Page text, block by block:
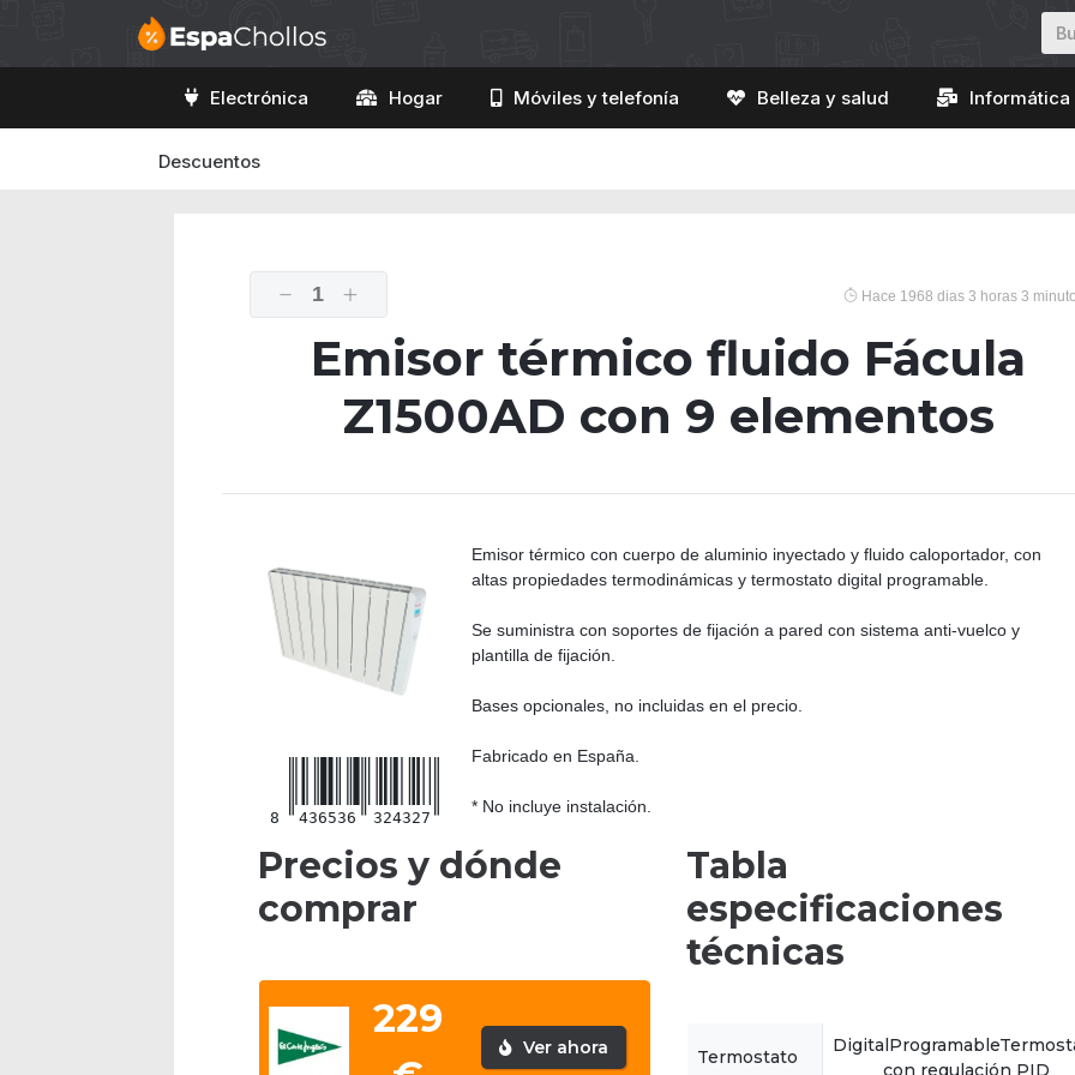
Electrónica Hogar Móviles y telefonía Belleza y salud
Descuentos
1 Hace 1968 dias 3 horas 3
Emisor térmico fluido Fácula
Z1500AD con 9 elementos
8 436536 324327
Emisor térmico con cuerpo de aluminio inyectado y fluido caloportador, con
altas propiedades termodinámicas y termostato digital programable.
Se suministra con soportes de fijación a pared con sistema anti-vuelco y
plantilla de fijación.
Bases opcionales, no incluidas en el precio.
Fabricado en España.
* No incluye instalación.
Precios y dónde
comprar
229
Ver ahora
Tabla
especificaciones
técnicas
Termostato
con regulación PID